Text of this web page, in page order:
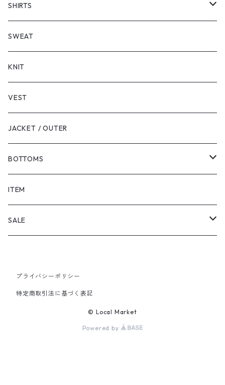
SHORT SLEEVE
LONG SLEEVE
SHIRTS
SHORT SLEEVE
LONG SLEEVE
SWEAT
KNIT
VEST
JACKET / OUTER
BOTTOMS
SHORTS
PANTS
ITEM
SALE
PANTS
プライバシーポリシー
特定商取引法に基づく表記
© Local Market
Powered by